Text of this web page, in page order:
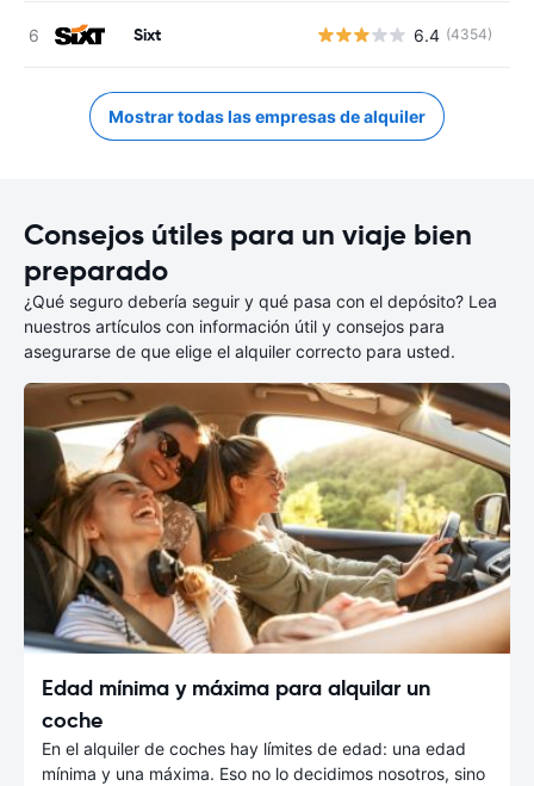
Sixt 6.4 (4354)
Mostrar todas las empresas de alquiler
Consejos útiles para un viaje bien
preparado
¿Qué seguro debería seguir y qué pasa con el depósito? Lea
nuestros artículos con información útil y consejos para
asegurarse de que elige el alquiler correcto para usted.
Edad mínima y máxima para alquilar un
coche
En el alquiler de coches hay límites de edad: una edad
mínima y una máxima. Eso no lo decidimos nosotros, sino